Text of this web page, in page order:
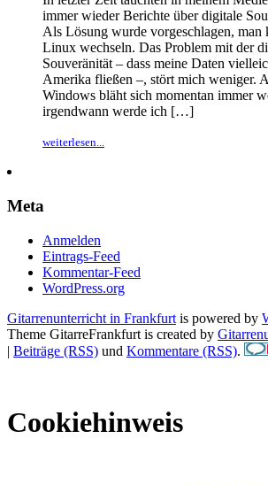
immer wieder Berichte über digitale
Als Lösung wurde vorgeschlagen, man
Linux wechseln. Das Problem mit der
Souveränität – dass meine Daten
Amerika fließen –, stört mich weniger.
Windows bläht sich momentan immer
irgendwann werde ich […]
weiterlesen...
Meta
Anmelden
Eintrags-Feed
Kommentar-Feed
WordPress.org
Gitarrenunterricht in Frankfurt is powered by
Theme GitarreFrankfurt is created by
| Beiträge (RSS) und Kommentare (RSS).
Cookiehinweis